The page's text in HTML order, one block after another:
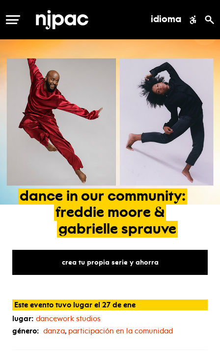
MENÚ idioma
dance in our community:
freddie moore &
gabrielle sprauve
crea tu propia serie y ahorra
Este evento tuvo lugar el 27 de ene
lugar: dancework studios
género: danza, participación en la comunidad